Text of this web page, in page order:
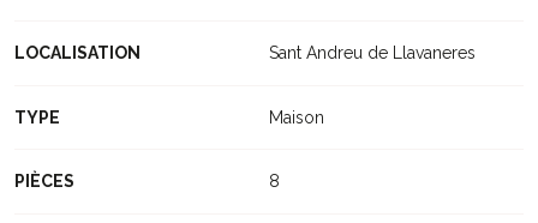
LOCALISATION Sant Andreu de Llavaneres
TYPE Maison
PIÈCES 8